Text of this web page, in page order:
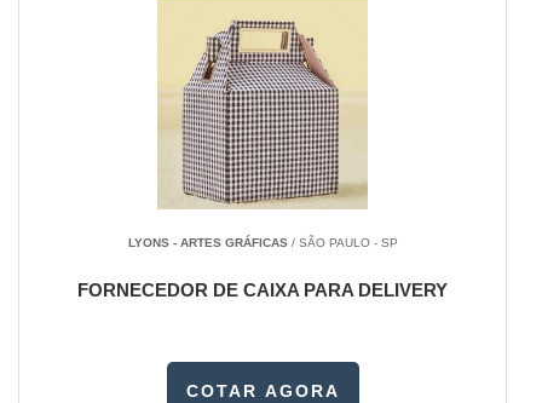
LYONS - ARTES GRÁFICAS/ SÃO PAULO - SP
FORNECEDOR DE CAIXA PARA DELIVERY
COTAR AGORA